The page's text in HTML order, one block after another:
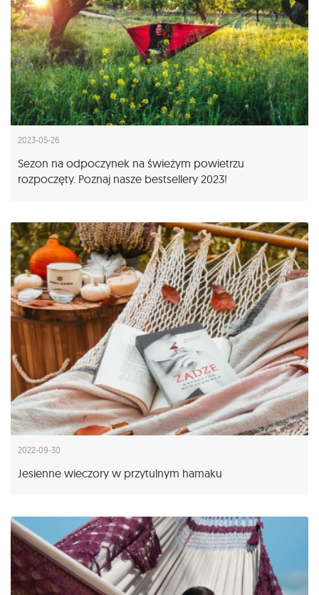
2023-05-26
Sezon na odpoczynek na świeżym powietrzu
rozpoczęty. Poznaj nasze bestsellery 2023!
2022-09-30
Jesienne wieczory w przytulnym hamaku